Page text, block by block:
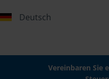
Deutsch
Vereinbaren Sie